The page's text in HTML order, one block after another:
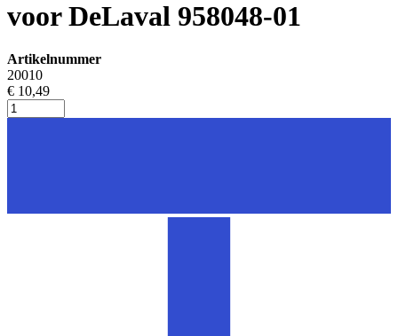
voor DeLaval 958048-01
Artikelnummer
20010
€ 10,49